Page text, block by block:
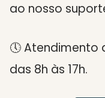
ao nosso
🕔 Atendimento
das 8h às 17h.